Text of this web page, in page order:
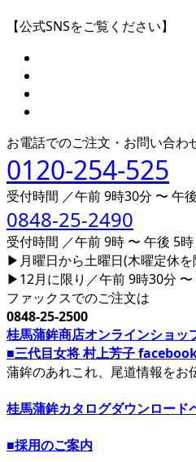
【公式SNSをご覧ください】
お電話でのご注文・お問い合わ
0120-254-525
受付時間 ／午前 9時30分 〜 午
0848-25-2490
受付時間 ／午前 9時 〜 午後 5時
▶月曜日から土曜日(木曜定休を
▶12月に限り／午前 9時30分 〜
ファックスでのご注文は
0848-25-2500
桂馬蒲鉾商店オンラインショッ
■三代目女将 村上芳子
蒲鉾のあれこれ、尾道情報をお
桂馬蒲鉾カタログダウンロード
■採用のご案内